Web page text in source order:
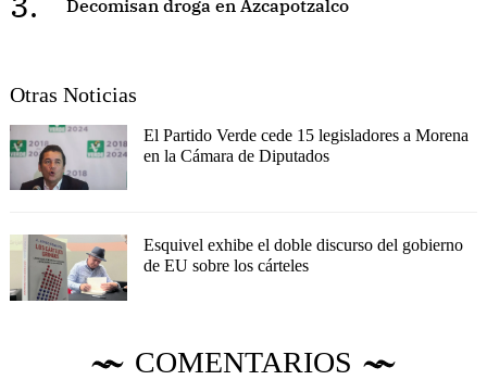
Decomisan droga en Azcapotzalco
Otras Noticias
El Partido Verde cede 15 legisladores a Morena
en la Cámara de Diputados
Esquivel exhibe el doble discurso del gobierno
de EU sobre los cárteles
COMENTARIOS